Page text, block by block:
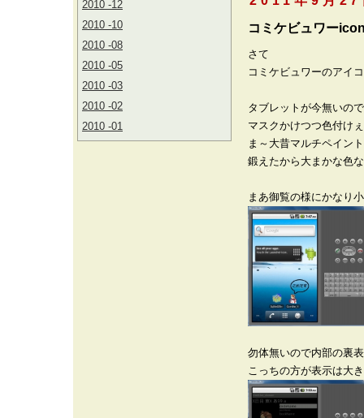
2010 -12
2010 -10
2010 -08
2010 -05
2010 -03
2010 -02
2010 -01
コミケビュワー
さて
コミケビュワーのアイ
タブレットが今無いの
マスクかけつつ色付け
ま～大昔マルチペイン
鍛えたから大まかな色
まあ御覧の様にかなり
勿体無いので内部の裏
こっちの方が表示は大